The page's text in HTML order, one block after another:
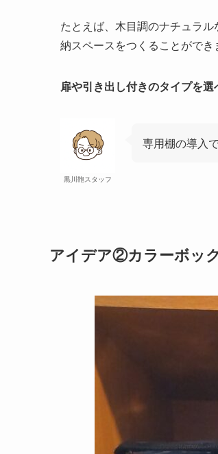
たとえば、木目調のナチュラ
納スペースをつくることができ
扉や引き出し付きのタイプを
黒川鞄スタッフ
専用棚の導入
アイデア②カラーボッ